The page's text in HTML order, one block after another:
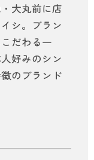
大丸前に店
シ。ブラン
だわる一
好みのシン
のブランド